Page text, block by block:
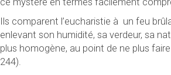
Ils comparent l’eucharistie à un feu
enlevant son humidité, sa verdeur, sa
plus homogène, au point de ne plus
244).